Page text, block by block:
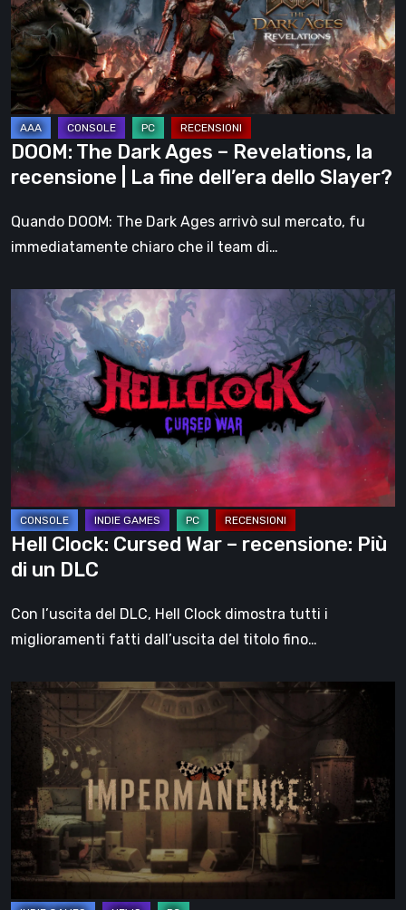
–
Revelations,
la
recensione
|
La
fine
dell’era
dello
Slayer?
DOOM: The Dark Ages – Revelations, la
recensione | La fine dell’era dello Slayer?
Quando DOOM: The Dark Ages arrivò sul mercato, fu
immediatamente chiaro che il team di…
Clock:
Cursed
War
–
recensione:
di
un
DLC
Hell Clock: Cursed War – recensione: Più
di un DLC
Con l’uscita del DLC, Hell Clock dimostra tutti i
miglioramenti fatti dall’uscita del titolo fino…
Impermanence:
costruire
santuario
nel
teatro
dei
fantasmi